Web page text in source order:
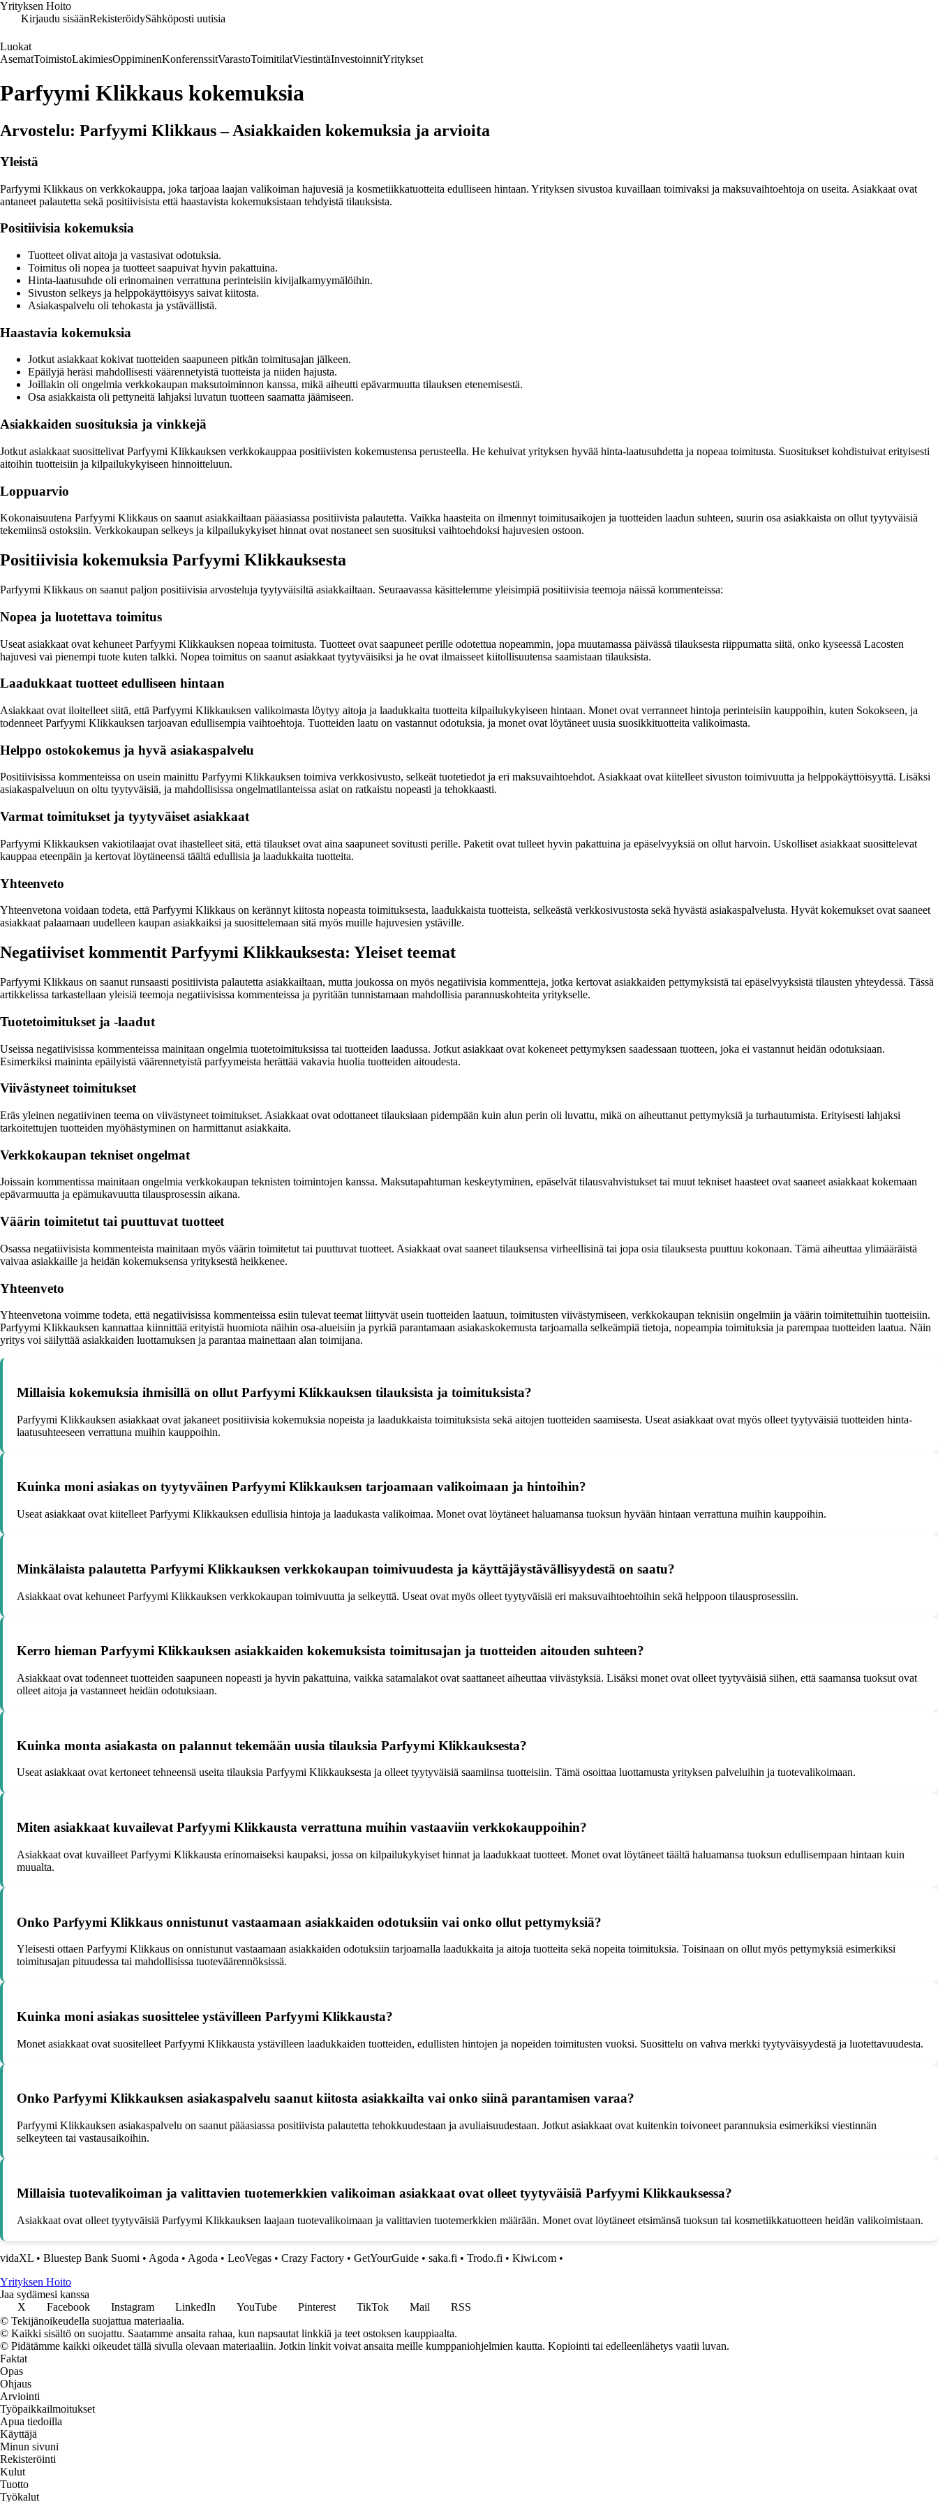
Yrityksen Hoito
Kirjaudu sisäänRekisteröidySähköposti uutisia
Luokat
AsematToimistoLakimiesOppiminenKonferenssitVarastoToimitilatViestintäInvestoinnitYritykset
Parfyymi Klikkaus kokemuksia
Arvostelu: Parfyymi Klikkaus – Asiakkaiden kokemuksia ja arvioita
Yleistä
Parfyymi Klikkaus on verkkokauppa, joka tarjoaa laajan valikoiman hajuvesiä ja kosmetiikkatuotteita edulliseen hintaan. Yrityksen sivustoa kuvaillaan toimivaksi ja maksuvaihtoehtoja on useita. Asiakkaat ovat
antaneet palautetta sekä positiivisista että haastavista kokemuksistaan tehdyistä tilauksista.
Positiivisia kokemuksia
Tuotteet olivat aitoja ja vastasivat odotuksia.
Toimitus oli nopea ja tuotteet saapuivat hyvin pakattuina.
Hinta-laatusuhde oli erinomainen verrattuna perinteisiin kivijalkamyymälöihin.
Sivuston selkeys ja helppokäyttöisyys saivat kiitosta.
Asiakaspalvelu oli tehokasta ja ystävällistä.
Haastavia kokemuksia
Jotkut asiakkaat kokivat tuotteiden saapuneen pitkän toimitusajan jälkeen.
Epäilyjä heräsi mahdollisesti väärennetyistä tuotteista ja niiden hajusta.
Joillakin oli ongelmia verkkokaupan maksutoiminnon kanssa, mikä aiheutti epävarmuutta tilauksen etenemisestä.
Osa asiakkaista oli pettyneitä lahjaksi luvatun tuotteen saamatta jäämiseen.
Asiakkaiden suosituksia ja vinkkejä
Jotkut asiakkaat suosittelivat Parfyymi Klikkauksen verkkokauppaa positiivisten kokemustensa perusteella. He kehuivat yrityksen hyvää hinta-laatusuhdetta ja nopeaa toimitusta. Suositukset kohdistuivat erityisesti
aitoihin tuotteisiin ja kilpailukykyiseen hinnoitteluun.
Loppuarvio
Kokonaisuutena Parfyymi Klikkaus on saanut asiakkailtaan pääasiassa positiivista palautetta. Vaikka haasteita on ilmennyt toimitusaikojen ja tuotteiden laadun suhteen, suurin osa asiakkaista on ollut tyytyväisiä
tekemiinsä ostoksiin. Verkkokaupan selkeys ja kilpailukykyiset hinnat ovat nostaneet sen suosituksi vaihtoehdoksi hajuvesien ostoon.
Positiivisia kokemuksia Parfyymi Klikkauksesta
Parfyymi Klikkaus on saanut paljon positiivisia arvosteluja tyytyväisiltä asiakkailtaan. Seuraavassa käsittelemme yleisimpiä positiivisia teemoja näissä kommenteissa:
Nopea ja luotettava toimitus
Useat asiakkaat ovat kehuneet Parfyymi Klikkauksen nopeaa toimitusta. Tuotteet ovat saapuneet perille odotettua nopeammin, jopa muutamassa päivässä tilauksesta riippumatta siitä, onko kyseessä Lacosten
hajuvesi vai pienempi tuote kuten talkki. Nopea toimitus on saanut asiakkaat tyytyväisiksi ja he ovat ilmaisseet kiitollisuutensa saamistaan tilauksista.
Laadukkaat tuotteet edulliseen hintaan
Asiakkaat ovat iloitelleet siitä, että Parfyymi Klikkauksen valikoimasta löytyy aitoja ja laadukkaita tuotteita kilpailukykyiseen hintaan. Monet ovat verranneet hintoja perinteisiin kauppoihin, kuten Sokokseen, ja
todenneet Parfyymi Klikkauksen tarjoavan edullisempia vaihtoehtoja. Tuotteiden laatu on vastannut odotuksia, ja monet ovat löytäneet uusia suosikkituotteita valikoimasta.
Helppo ostokokemus ja hyvä asiakaspalvelu
Positiivisissa kommenteissa on usein mainittu Parfyymi Klikkauksen toimiva verkkosivusto, selkeät tuotetiedot ja eri maksuvaihtoehdot. Asiakkaat ovat kiitelleet sivuston toimivuutta ja helppokäyttöisyyttä. Lisäksi
asiakaspalveluun on oltu tyytyväisiä, ja mahdollisissa ongelmatilanteissa asiat on ratkaistu nopeasti ja tehokkaasti.
Varmat toimitukset ja tyytyväiset asiakkaat
Parfyymi Klikkauksen vakiotilaajat ovat ihastelleet sitä, että tilaukset ovat aina saapuneet sovitusti perille. Paketit ovat tulleet hyvin pakattuina ja epäselvyyksiä on ollut harvoin. Uskolliset asiakkaat suosittelevat
kauppaa eteenpäin ja kertovat löytäneensä täältä edullisia ja laadukkaita tuotteita.
Yhteenveto
Yhteenvetona voidaan todeta, että Parfyymi Klikkaus on kerännyt kiitosta nopeasta toimituksesta, laadukkaista tuotteista, selkeästä verkkosivustosta sekä hyvästä asiakaspalvelusta. Hyvät kokemukset ovat saaneet
asiakkaat palaamaan uudelleen kaupan asiakkaiksi ja suosittelemaan sitä myös muille hajuvesien ystäville.
Negatiiviset kommentit Parfyymi Klikkauksesta: Yleiset teemat
Parfyymi Klikkaus on saanut runsaasti positiivista palautetta asiakkailtaan, mutta joukossa on myös negatiivisia kommentteja, jotka kertovat asiakkaiden pettymyksistä tai epäselvyyksistä tilausten yhteydessä. Tässä
artikkelissa tarkastellaan yleisiä teemoja negatiivisissa kommenteissa ja pyritään tunnistamaan mahdollisia parannuskohteita yritykselle.
Tuotetoimitukset ja -laadut
Useissa negatiivisissa kommenteissa mainitaan ongelmia tuotetoimituksissa tai tuotteiden laadussa. Jotkut asiakkaat ovat kokeneet pettymyksen saadessaan tuotteen, joka ei vastannut heidän odotuksiaan.
Esimerkiksi maininta epäilyistä väärennetyistä parfyymeista herättää vakavia huolia tuotteiden aitoudesta.
Viivästyneet toimitukset
Eräs yleinen negatiivinen teema on viivästyneet toimitukset. Asiakkaat ovat odottaneet tilauksiaan pidempään kuin alun perin oli luvattu, mikä on aiheuttanut pettymyksiä ja turhautumista. Erityisesti lahjaksi
tarkoitettujen tuotteiden myöhästyminen on harmittanut asiakkaita.
Verkkokaupan tekniset ongelmat
Joissain kommentissa mainitaan ongelmia verkkokaupan teknisten toimintojen kanssa. Maksutapahtuman keskeytyminen, epäselvät tilausvahvistukset tai muut tekniset haasteet ovat saaneet asiakkaat kokemaan
epävarmuutta ja epämukavuutta tilausprosessin aikana.
Väärin toimitetut tai puuttuvat tuotteet
Osassa negatiivisista kommenteista mainitaan myös väärin toimitetut tai puuttuvat tuotteet. Asiakkaat ovat saaneet tilauksensa virheellisinä tai jopa osia tilauksesta puuttuu kokonaan. Tämä aiheuttaa ylimääräistä
vaivaa asiakkaille ja heidän kokemuksensa yrityksestä heikkenee.
Yhteenveto
Yhteenvetona voimme todeta, että negatiivisissa kommenteissa esiin tulevat teemat liittyvät usein tuotteiden laatuun, toimitusten viivästymiseen, verkkokaupan teknisiin ongelmiin ja väärin toimitettuihin tuotteisiin.
Parfyymi Klikkauksen kannattaa kiinnittää erityistä huomiota näihin osa-alueisiin ja pyrkiä parantamaan asiakaskokemusta tarjoamalla selkeämpiä tietoja, nopeampia toimituksia ja parempaa tuotteiden laatua. Näin
yritys voi säilyttää asiakkaiden luottamuksen ja parantaa mainettaan alan toimijana.
Millaisia kokemuksia ihmisillä on ollut Parfyymi Klikkauksen tilauksista ja toimituksista?
Parfyymi Klikkauksen asiakkaat ovat jakaneet positiivisia kokemuksia nopeista ja laadukkaista toimituksista sekä aitojen tuotteiden saamisesta. Useat asiakkaat ovat myös olleet tyytyväisiä tuotteiden hinta-
laatusuhteeseen verrattuna muihin kauppoihin.
Kuinka moni asiakas on tyytyväinen Parfyymi Klikkauksen tarjoamaan valikoimaan ja hintoihin?
Useat asiakkaat ovat kiitelleet Parfyymi Klikkauksen edullisia hintoja ja laadukasta valikoimaa. Monet ovat löytäneet haluamansa tuoksun hyvään hintaan verrattuna muihin kauppoihin.
Minkälaista palautetta Parfyymi Klikkauksen verkkokaupan toimivuudesta ja käyttäjäystävällisyydestä on saatu?
Asiakkaat ovat kehuneet Parfyymi Klikkauksen verkkokaupan toimivuutta ja selkeyttä. Useat ovat myös olleet tyytyväisiä eri maksuvaihtoehtoihin sekä helppoon tilausprosessiin.
Kerro hieman Parfyymi Klikkauksen asiakkaiden kokemuksista toimitusajan ja tuotteiden aitouden suhteen?
Asiakkaat ovat todenneet tuotteiden saapuneen nopeasti ja hyvin pakattuina, vaikka satamalakot ovat saattaneet aiheuttaa viivästyksiä. Lisäksi monet ovat olleet tyytyväisiä siihen, että saamansa tuoksut ovat
olleet aitoja ja vastanneet heidän odotuksiaan.
Kuinka monta asiakasta on palannut tekemään uusia tilauksia Parfyymi Klikkauksesta?
Useat asiakkaat ovat kertoneet tehneensä useita tilauksia Parfyymi Klikkauksesta ja olleet tyytyväisiä saamiinsa tuotteisiin. Tämä osoittaa luottamusta yrityksen palveluihin ja tuotevalikoimaan.
Miten asiakkaat kuvailevat Parfyymi Klikkausta verrattuna muihin vastaaviin verkkokauppoihin?
Asiakkaat ovat kuvailleet Parfyymi Klikkausta erinomaiseksi kaupaksi, jossa on kilpailukykyiset hinnat ja laadukkaat tuotteet. Monet ovat löytäneet täältä haluamansa tuoksun edullisempaan hintaan kuin
muualta.
Onko Parfyymi Klikkaus onnistunut vastaamaan asiakkaiden odotuksiin vai onko ollut pettymyksiä?
Yleisesti ottaen Parfyymi Klikkaus on onnistunut vastaamaan asiakkaiden odotuksiin tarjoamalla laadukkaita ja aitoja tuotteita sekä nopeita toimituksia. Toisinaan on ollut myös pettymyksiä esimerkiksi
toimitusajan pituudessa tai mahdollisissa tuoteväärennöksissä.
Kuinka moni asiakas suosittelee ystävilleen Parfyymi Klikkausta?
Monet asiakkaat ovat suositelleet Parfyymi Klikkausta ystävilleen laadukkaiden tuotteiden, edullisten hintojen ja nopeiden toimitusten vuoksi. Suosittelu on vahva merkki tyytyväisyydestä ja luotettavuudesta.
Onko Parfyymi Klikkauksen asiakaspalvelu saanut kiitosta asiakkailta vai onko siinä parantamisen varaa?
Parfyymi Klikkauksen asiakaspalvelu on saanut pääasiassa positiivista palautetta tehokkuudestaan ja avuliaisuudestaan. Jotkut asiakkaat ovat kuitenkin toivoneet parannuksia esimerkiksi viestinnän
selkeyteen tai vastausaikoihin.
Millaisia tuotevalikoiman ja valittavien tuotemerkkien valikoiman asiakkaat ovat olleet tyytyväisiä Parfyymi Klikkauksessa?
Asiakkaat ovat olleet tyytyväisiä Parfyymi Klikkauksen laajaan tuotevalikoimaan ja valittavien tuotemerkkien määrään. Monet ovat löytäneet etsimänsä tuoksun tai kosmetiikkatuotteen heidän valikoimistaan.
vidaXL • Bluestep Bank Suomi • Agoda • Agoda • LeoVegas • Crazy Factory • GetYourGuide • saka.fi • Trodo.fi • Kiwi.com •
Yrityksen Hoito
Jaa sydämesi kanssa
X
Facebook Instagram LinkedIn YouTube Pinterest TikTok Mail
RSS
© Tekijänoikeudella suojattua materiaalia.
© Kaikki sisältö on suojattu. Saatamme ansaita rahaa, kun napsautat linkkiä ja teet ostoksen kauppiaalta.
© Pidätämme kaikki oikeudet tällä sivulla olevaan materiaaliin. Jotkin linkit voivat ansaita meille kumppaniohjelmien kautta. Kopiointi tai edelleenlähetys vaatii luvan.
Faktat
Opas
Ohjaus
Arviointi
Työpaikkailmoitukset
Apua tiedoilla
Käyttäjä
Minun sivuni
Rekisteröinti
Kulut
Tuotto
Työkalut